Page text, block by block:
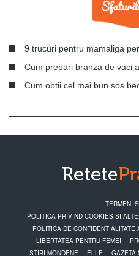
9 trucuri pentru mamaliga
Cum prepari branza de vaci
Cum obtii cel mai bun sos
TERMENI
POLITICA PRIVIND COOKIES SI
POLITICA DE CONFIDENTIALITATE
LIBERTATEA PENTRU FEMEI
STIRI MONDENE
ELLE GAZETA